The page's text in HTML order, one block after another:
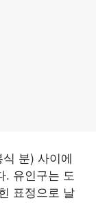
분) 사이에
. 유인구는 도
표정으로 날